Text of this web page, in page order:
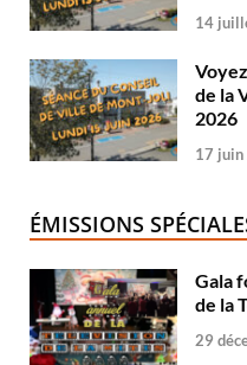
14
de la
2026
17
ÉMISSIONS
Gala
de la
29